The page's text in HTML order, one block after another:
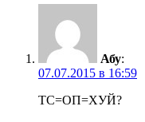
Абу:
07.07.2015 в 16:59
ТС=ОП=ХУЙ?